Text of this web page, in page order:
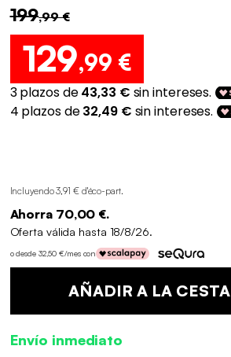
199,99 €
129,99 €
Incluyendo 3,91 € d'éco-part.
Ahorra 70,00 €.
Oferta válida hasta 18/8/26.
o desde 32,50 €/mes con
AÑADIR A LA CESTA
Envío inmediato